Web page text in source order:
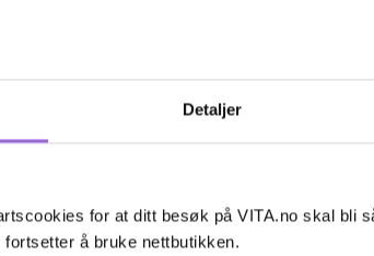
Detaljer
for at ditt besøk på VITA.no skal bli
å bruke nettbutikken.